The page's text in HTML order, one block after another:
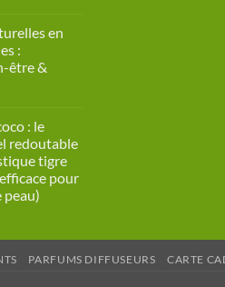
en
:
être &
: le
redoutable
tigre
pour
PARFUMS DIFFUSEURS CARTE